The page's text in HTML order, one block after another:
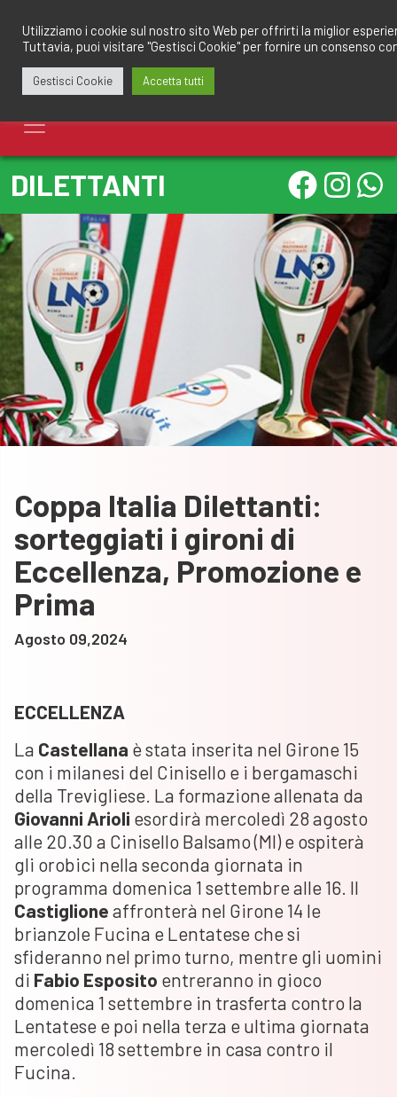
contenuto
DILETTANTI
Coppa Italia Dilettanti:
sorteggiati i gironi di
Eccellenza, Promozione e
Prima
Agosto 09,2024
ECCELLENZA
La Castellana è stata inserita nel Girone 15
con i milanesi del Cinisello e i bergamaschi
della Trevigliese. La formazione allenata da
Giovanni Arioli esordirà mercoledì 28 agosto
alle 20.30 a Cinisello Balsamo (MI) e ospiterà
gli orobici nella seconda giornata in
programma domenica 1 settembre alle 16. Il
Castiglione affronterà nel Girone 14 le
brianzole Fucina e Lentatese che si
sfideranno nel primo turno, mentre gli uomini
di Fabio Esposito entreranno in gioco
domenica 1 settembre in trasferta contro la
Lentatese e poi nella terza e ultima giornata
mercoledì 18 settembre in casa contro il
Fucina.
Utilizziamo i cookie sul nostro sito Web per offrirti la miglior
Tuttavia, puoi visitare "Gestisci Cookie" per fornire un consenso
Gestisci Cookie Accetta tutti